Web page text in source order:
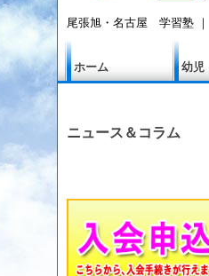
尾張旭・名古屋 学習塾 ｜
ホーム 幼児
ニュース＆コラム